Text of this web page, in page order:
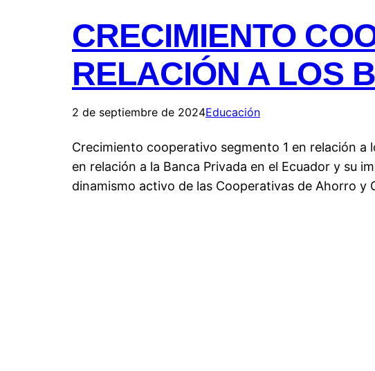
CRECIMIENTO
RELACIÓN A LOS
2 de septiembre de 2024Educación
Crecimiento cooperativo segmento 1 en relación a
en relación a la Banca Privada en el Ecuador y su
dinamismo activo de las Cooperativas de Ahorro y